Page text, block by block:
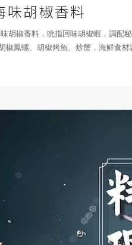
味胡椒香料
胡椒香料，吮指回味胡椒蝦，調配
椒鳳螺、胡椒烤魚、炒蟹，海鮮食材